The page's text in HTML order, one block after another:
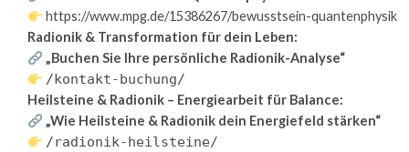
https://www.mpg.de/15386267/bewusstsein-quantenphysik
Radionik & Transformation für dein Leben:
„Buchen Sie Ihre persönliche Radionik-Analyse“
/kontakt-buchung/
Heilsteine & Radionik – Energiearbeit für Balance:
„Wie Heilsteine & Radionik dein Energiefeld stärken“
/radionik-heilsteine/